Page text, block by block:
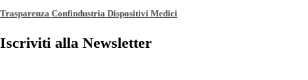
Trasparenza Confindustria Dispositivi Medici
Iscriviti alla Newsletter